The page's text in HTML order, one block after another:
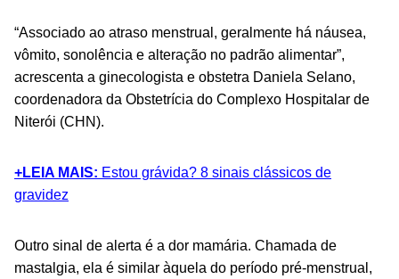
“Associado ao atraso menstrual, geralmente há náusea,
vômito, sonolência e alteração no padrão alimentar”,
acrescenta a ginecologista e obstetra Daniela Selano,
coordenadora da Obstetrícia do Complexo Hospitalar de
Niterói (CHN).
+LEIA MAIS: Estou grávida? 8 sinais clássicos de
gravidez
Outro sinal de alerta é a dor mamária. Chamada de
mastalgia, ela é similar àquela do período pré-menstrual,